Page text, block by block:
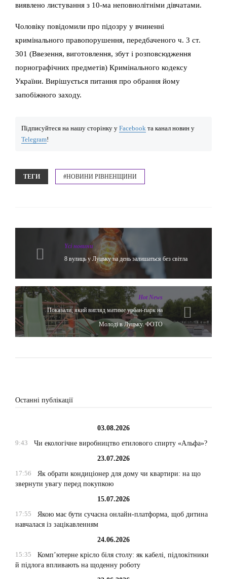
виявлено листування з 10-ма неповнолітніми дівчатами.
Чоловіку повідомили про підозру у вчиненні
кримінального правопорушення, передбаченого ч. 3 ст.
301 (Ввезення, виготовлення, збут і розповсюдження
порнографічних предметів) Кримінального кодексу
України. Вирішується питання про обрання йому
запобіжного заходу.
Підписуйтеся на нашу сторінку у Facebook та канал новин у
Telegram!
ТЕГИ #НОВИНИ РІВНЕНЩИНИ
Yсі новини
8 вулиць у Луцьку на день залишаться без світла
Hot News
Показали, який вигляд матиме урбан-парк на
Молоді в Луцьку. ФОТО
Останні публікації
03.08.2026
9:43
Чи екологічне виробництво етилового спирту «Альфа»?
23.07.2026
17:56
Як обрати кондиціонер для дому чи квартири: на що
звернути увагу перед покупкою
15.07.2026
17:55
Якою має бути сучасна онлайн-платформа, щоб дитина
навчалася із зацікавленням
24.06.2026
15:35
Комп’ютерне крісло біля столу: як кабелі, підлокітники
й підлога впливають на щоденну роботу